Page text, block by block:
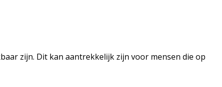
zijn. Dit kan aantrekkelijk zijn voor mensen die op